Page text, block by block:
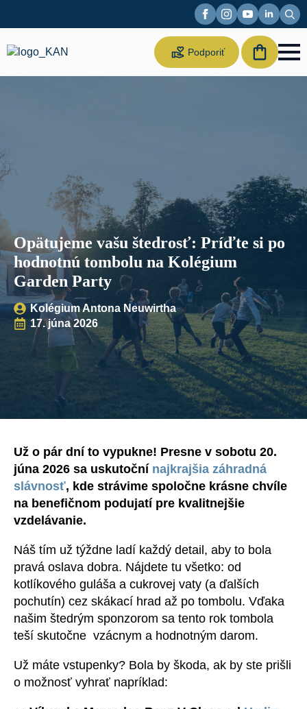
for:
Podporiť
us
Opätujeme vašu štedrosť: Príďte si po
hodnotnú tombolu na Kolégium
Garden Party
Kolégium Antona Neuwirtha
17. júna 2026
Už o pár dní to vypukne! Presne v sobotu 20.
júna 2026 sa uskutoční najkrajšia záhradná
slávnosť, kde strávime spoločne krásne chvíle
na benefičnom podujatí pre kvalitnejšie
vzdelávanie.
Náš tím už týždne ladí každý detail, aby to bola
pravá oslava dobra. Nájdete tu všetko: od
kotlíkového guláša a cukrovej vaty (a ďalších
pochutín) cez skákací hrad až po tombolu. Vďaka
našim štedrým sponzorom sa tento rok tombola
teší skutočne vzácnym a hodnotným darom.
Už máte vstupenky? Bola by škoda, ak by ste prišli
o možnosť vyhrať napríklad: